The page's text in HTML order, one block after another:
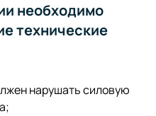
необходимо
технические
нарушать силовую